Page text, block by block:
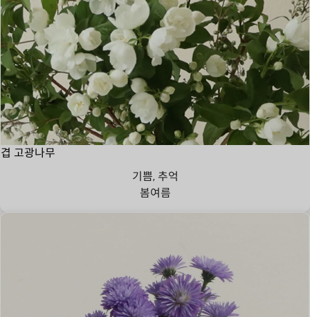
겹 고광나무
기쁨, 추억
봄여름